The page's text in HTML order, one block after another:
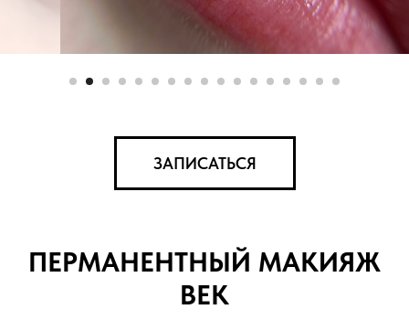
ЗАПИСАТЬСЯ
ПЕРМАНЕНТНЫЙ МАКИЯЖ
ВЕК